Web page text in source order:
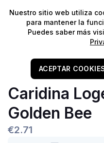
⭐️¡Envíos gratis para
Camarón
Vivos/(Vivos) Água
Golden Bee
Caridina
Golden Bee
€2.71
Nuestro sitio web utiliza
para mantener la
Puedes saber más
ACEPTAR